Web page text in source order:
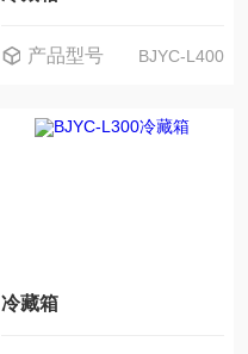
产品型号 BJYC-L400
冷藏箱